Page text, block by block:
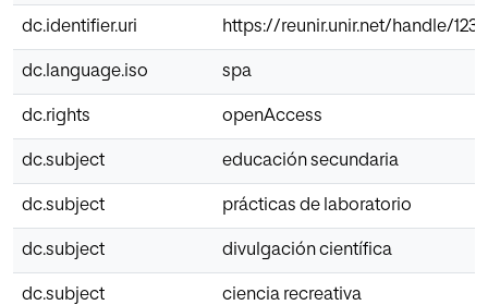
dc.identifier.uri https://reunir.unir.net/handle/
dc.language.iso spa
dc.rights openAccess
dc.subject educación secundaria
dc.subject prácticas de laboratorio
dc.subject divulgación científica
dc.subject ciencia recreativa